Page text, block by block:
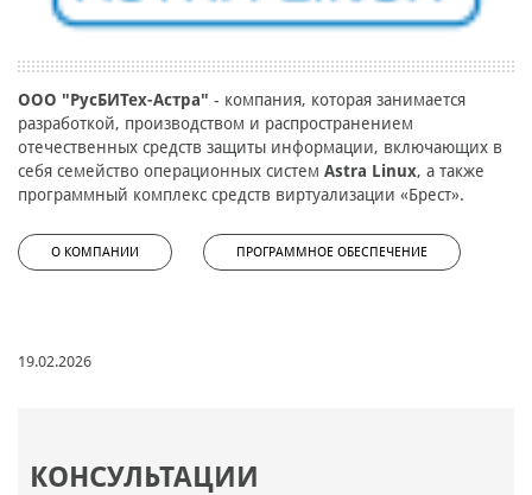
КОНСУЛЬТАЦИИ
ООО "РусБИТех-Астра" - компания, которая занимается
разработкой, производством и распространением
отечественных средств защиты информации, включающих в
себя семейство операционных систем Astra Linux, а также
программный комплекс средств виртуализации «Брест».
О КОМПАНИИ ПРОГРАММНОЕ ОБЕСПЕЧЕНИЕ
19.02.2026